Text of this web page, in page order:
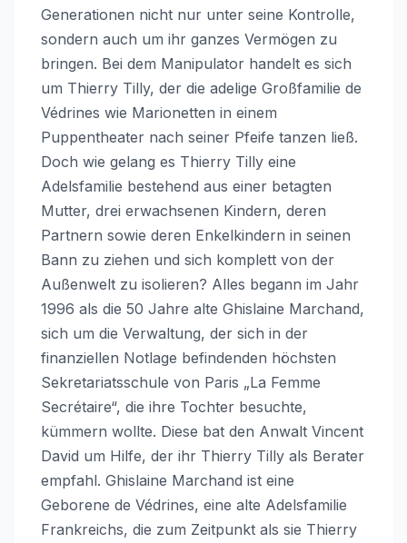
Generationen nicht nur unter seine Kontrolle,
sondern auch um ihr ganzes Vermögen zu
bringen. Bei dem Manipulator handelt es sich
um Thierry Tilly, der die adelige Großfamilie de
Védrines wie Marionetten in einem
Puppentheater nach seiner Pfeife tanzen ließ.
Doch wie gelang es Thierry Tilly eine
Adelsfamilie bestehend aus einer betagten
Mutter, drei erwachsenen Kindern, deren
Partnern sowie deren Enkelkindern in seinen
Bann zu ziehen und sich komplett von der
Außenwelt zu isolieren? Alles begann im Jahr
1996 als die 50 Jahre alte Ghislaine Marchand,
sich um die Verwaltung, der sich in der
finanziellen Notlage befindenden höchsten
Sekretariatsschule von Paris „La Femme
Secrétaire“, die ihre Tochter besuchte,
kümmern wollte. Diese bat den Anwalt Vincent
David um Hilfe, der ihr Thierry Tilly als Berater
empfahl. Ghislaine Marchand ist eine
Geborene de Védrines, eine alte Adelsfamilie
Frankreichs, die zum Zeitpunkt als sie Thierry